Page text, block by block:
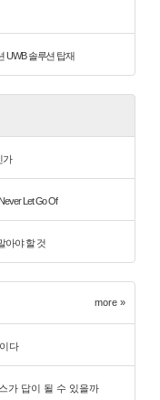
UWB 솔루션 탑재
가
Let Go Of
아야 할 것
more »
다
가 답이 될 수 있을까